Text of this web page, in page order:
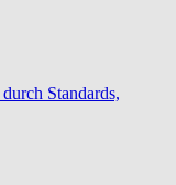
Standards,